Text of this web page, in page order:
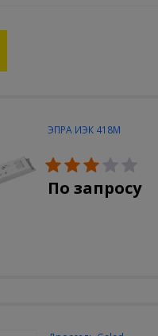
ЭПРА ИЭК 418М
По запросу